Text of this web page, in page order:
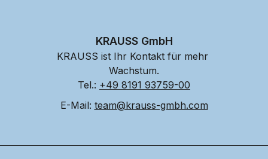
KRAUSS GmbH
KRAUSS ist Ihr Kontakt für mehr
Wachstum.
Tel.: +49 8191 93759-00
E-Mail: team@krauss-gmbh.com